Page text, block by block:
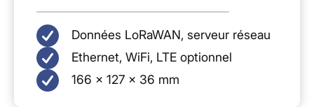
Données LoRaWAN, serveur réseau
Ethernet, WiFi, LTE optionnel
166 × 127 × 36 mm